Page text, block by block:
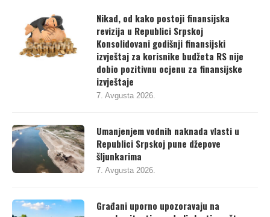
revizija u Republici Srpskoj
Konsolidovani godišnji finansijski
izvještaj za korisnike budžeta RS nije
dobio pozitivnu ocjenu za finansijske
izvještaje
7. Avgusta 2026.
Republici Srpskoj pune džepove
šljunkarima
7. Avgusta 2026.
nezakonitosti, no, da li vlasti uopšte